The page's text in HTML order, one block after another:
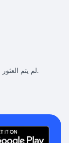
لم يتم العثور على مقالات مطابقة للبحث الذي تم تحديده.